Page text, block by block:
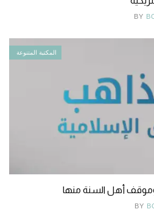
BY
المكتبة المتنوعة
أهل السنة منها
BY